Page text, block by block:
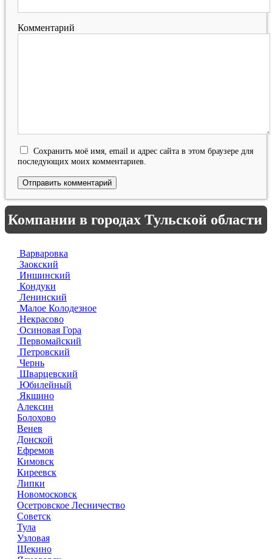
Комментарий
Сохранить моё имя, email и адрес сайта в этом браузере для
последующих моих комментариев.
Компании в городах Тульской области
Варваровка
Заокский
Иншинский
Кондуки
Ленинский
Малое Колодезное
Некрасово
Осиновая Гора
Первомайский
Петровский
Чернь
Шварцевский
Юбилейный
Якшино
Алексин
Болохово
Венев
Донской
Ефремов
Кимовск
Киреевск
Липки
Новомосковск
Осетровское Лесничество
Советск
Тула
Узловая
Щекино